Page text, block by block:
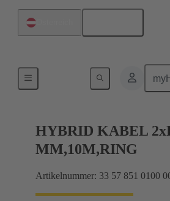
Hybridkabel (Kupfer/LWL)
HYBRID KABEL
MM,10M,RING
Artikelnummer: 33 57 851 0100